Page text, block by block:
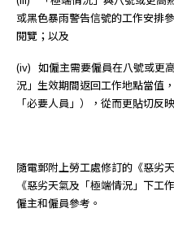
或黑色暴雨警告信號的工作安排
閱覽；以及
(iv) 如僱主需要僱員在八號或更
況」生效期間返回工作地點當值
「必要人員」），從而更貼切反
隨電郵附上勞工處修訂的《惡劣
《惡劣天氣及「極端情況」下工
僱主和僱員參考。